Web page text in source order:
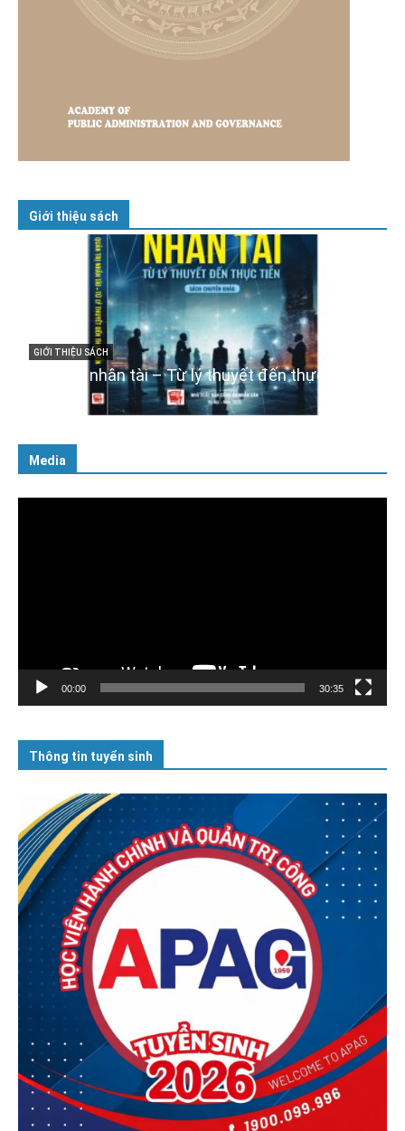
Giới thiệu sách
GIỚI THIỆU SÁCH
Cuốn sách “Tuyệt đối trung thành với Tổ
với Đảng, Nhà nước và Nhân dân – Sáng
tư cách người Công an cách mạng”
06/02/2025
Media
00:00 30:35
Thông tin tuyển sinh